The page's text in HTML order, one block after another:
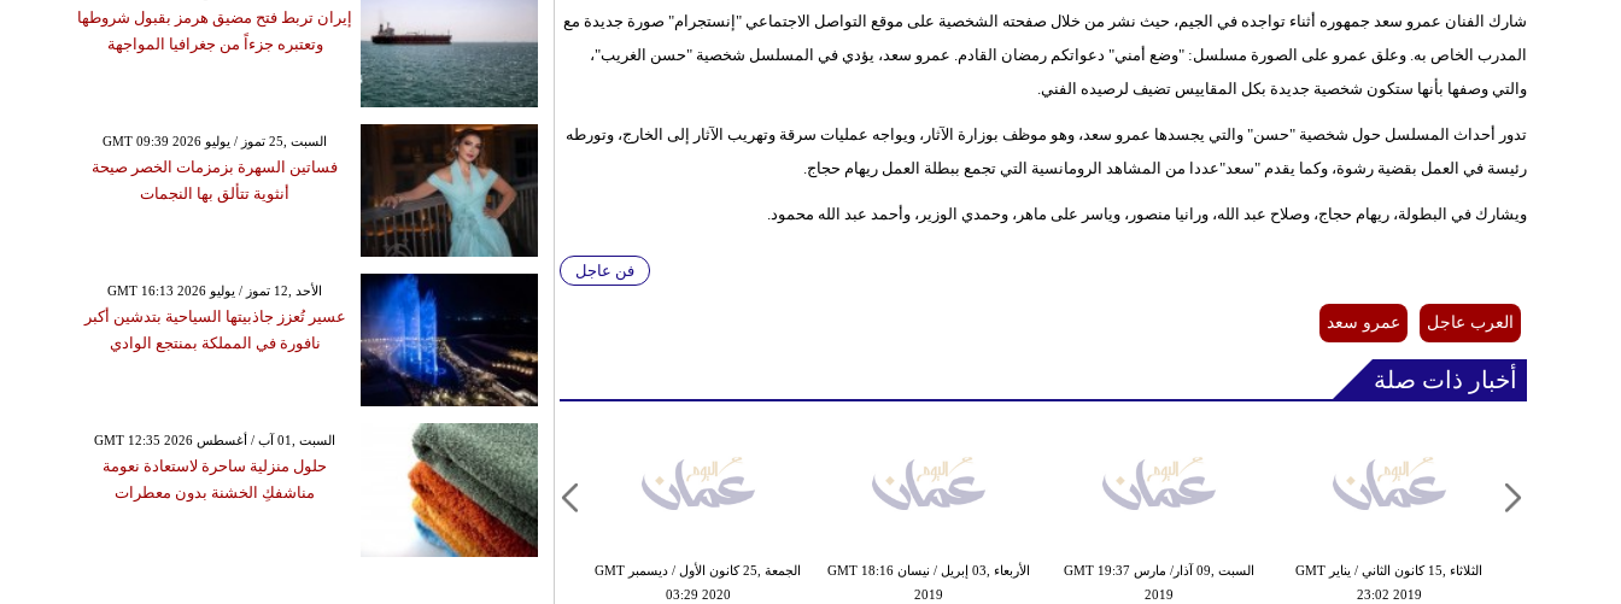
شارك الفنان عمرو سعد جمهوره أثناء تواجده في الجيم، حيث نشر من خلال صفحته الشخصية على موقع التواصل الاجتماعي "إنستجرام" صورة جديدة مع
المدرب الخاص به. وعلق عمرو على الصورة مسلسل: "وضع أمني" دعواتكم رمضان القادم. عمرو سعد، يؤدي في المسلسل شخصية "حسن الغريب"،
والتي وصفها بأنها ستكون شخصية جديدة بكل المقاييس تضيف لرصيده الفني.
تدور أحداث المسلسل حول شخصية "حسن" والتي يجسدها عمرو سعد، وهو موظف بوزارة الآثار، ويواجه عمليات سرقة وتهريب الآثار إلى الخارج، وتورطه
رئيسة في العمل بقضية رشوة، وكما يقدم "سعد"عددا من المشاهد الرومانسية التي تجمع ببطلة العمل ريهام حجاج.
ويشارك في البطولة، ريهام حجاج، وصلاح عبد الله، ورانيا منصور، وياسر على ماهر، وحمدي الوزير، وأحمد عبد الله محمود.
فن عاجل
العرب عاجل عمرو سعد
أخبار ذات صلة
الجمعة ,25 كانون الأول / ديسمبر GMT
03:29 2020
الأربعاء ,03 إبريل / نيسان GMT 18:16
2019
السبت ,09 آذار/ مارس GMT 19:37
2019
الثلاثاء ,15 كانون الثاني / يناير GMT
23:02 2019
إيران تربط فتح مضيق هرمز بقبول شروطها
وتعتبره جزءاً من جغرافيا المواجهة
GMT 09:39 2026 السبت ,25 تموز / يوليو
فساتين السهرة بزمزمات الخصر صيحة
أنثوية تتألق بها النجمات
GMT 16:13 2026 الأحد ,12 تموز / يوليو
عسير تُعزز جاذبيتها السياحية بتدشين أكبر
نافورة في المملكة بمنتجع الوادي
GMT 12:35 2026 السبت ,01 آب / أغسطس
حلول منزلية ساحرة لاستعادة نعومة
مناشفكِ الخشنة بدون معطرات